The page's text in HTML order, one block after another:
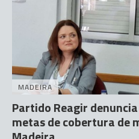
MADEIRA
Partido Reagir
metas de cobertura de